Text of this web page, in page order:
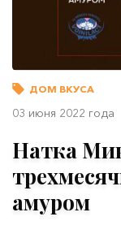
ДОМ ВКУСА
03 июня 2022 года
Натка
амуром